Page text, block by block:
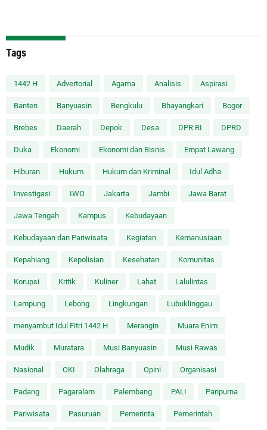
Tags
1442 H Advertorial Agama Analisis Aspirasi
Banten Banyuasin Bengkulu Bhayangkari Bogor
Brebes Daerah Depok Desa DPR RI DPRD
Duka Ekonomi Ekonomi dan Bisnis Empat Lawang
Hiburan Hukum Hukum dan Kriminal Idul Adha
Investigasi IWO Jakarta Jambi Jawa Barat
Jawa Tengah Kampus Kebudayaan
Kebudayaan dan Pariwisata Kegiatan Kemanusiaan
Kepahiang Kepolisian Kesehatan Komunitas
Korupsi Kritik Kuliner Lahat Lalulintas
Lampung Lebong Lingkungan Lubuklinggau
menyambut Idul Fitri 1442 H Merangin Muara Enim
Mudik Muratara Musi Banyuasin Musi Rawas
Nasional OKI Olahraga Opini Organisasi
Padang Pagaralam Palembang PALI Paripurna
Pariwisata Pasuruan Pemerinta Pemerintah